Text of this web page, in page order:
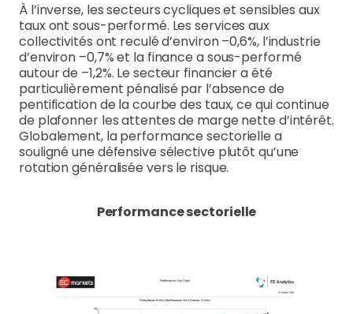
À l’inverse, les secteurs cycliques et sensibles aux
taux ont sous-performé. Les services aux
collectivités ont reculé d’environ –0,6%, l’industrie
d’environ –0,7% et la finance a sous-performé
autour de –1,2%. Le secteur financier a été
particulièrement pénalisé par l’absence de
pentification de la courbe des taux, ce qui continue
de plafonner les attentes de marge nette d’intérêt.
Globalement, la performance sectorielle a
souligné une défensive sélective plutôt qu’une
rotation généralisée vers le risque.
Performance sectorielle